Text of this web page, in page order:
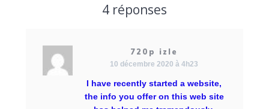
4 réponses
720p izle
10 décembre 2020 à 4h23
I have recently started a website,
the info you offer on this web site